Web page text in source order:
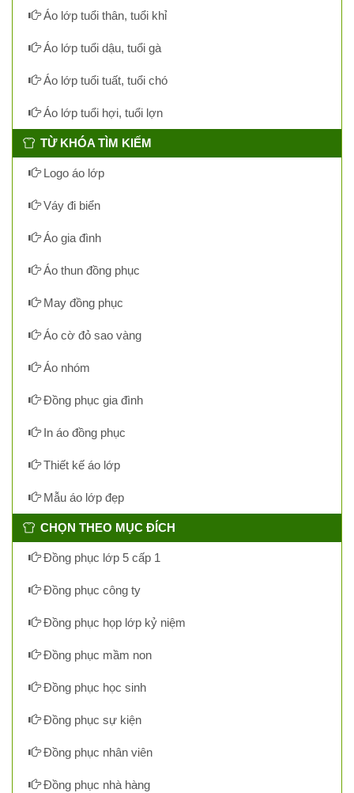
Áo lớp tuổi thân, tuổi khỉ
Áo lớp tuổi dậu, tuổi gà
Áo lớp tuổi tuất, tuổi chó
Áo lớp tuổi hợi, tuổi lợn
TỪ KHÓA TÌM KIẾM
Logo áo lớp
Váy đi biển
Áo gia đình
Áo thun đồng phục
May đồng phục
Áo cờ đỏ sao vàng
Áo nhóm
Đồng phục gia đình
In áo đồng phục
Thiết kế áo lớp
Mẫu áo lớp đẹp
CHỌN THEO MỤC ĐÍCH
Đồng phục lớp 5 cấp 1
Đồng phục công ty
Đồng phục họp lớp kỷ niệm
Đồng phục mầm non
Đồng phục học sinh
Đồng phục sự kiện
Đồng phục nhân viên
Đồng phục nhà hàng